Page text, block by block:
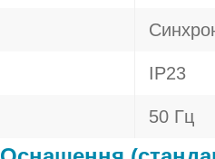
IP23
50 Гц